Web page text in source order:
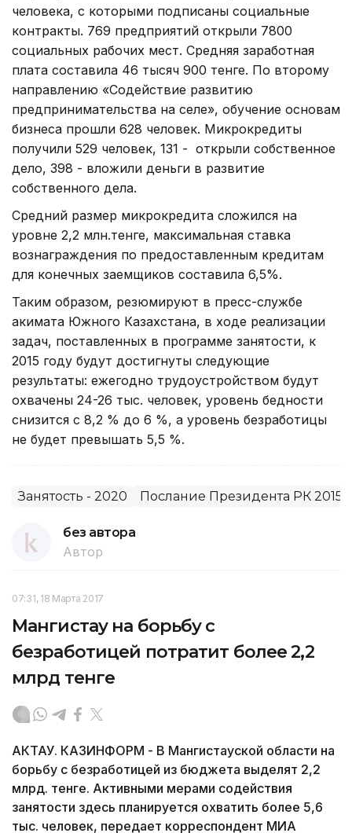
человека, с которыми подписаны социальные
контракты. 769 предприятий открыли 7800
социальных рабочих мест. Средняя заработная
плата составила 46 тысяч 900 тенге. По второму
направлению «Содействие развитию
предпринимательства на селе», обучение основам
бизнеса прошли 628 человек. Микрокредиты
получили 529 человек, 131 - открыли собственное
дело, 398 - вложили деньги в развитие
собственного дела.
Средний размер микрокредита сложился на
уровне 2,2 млн.тенге, максимальная ставка
вознаграждения по предоставленным кредитам
для конечных заемщиков составила 6,5%.
Таким образом, резюмируют в пресс-службе
акимата Южного Казахстана, в ходе реализации
задач, поставленных в программе занятости, к
2015 году будут достигнуты следующие
результаты: ежегодно трудоустройством будут
охвачены 24-26 тыс. человек, уровень бедности
снизится с 8,2 % до 6 %, а уровень безработицы
не будет превышать 5,5 %.
Занятость - 2020 Послание Президента РК 2015
без автора
Автор
07:31, 18 Марта 2017
Мангистау на борьбу с
безработицей потратит более 2,2
млрд тенге
АКТАУ. КАЗИНФОРМ - В Мангистауской области на
борьбу с безработицей из бюджета выделят 2,2
млрд. тенге. Активными мерами содействия
занятости здесь планируется охватить более 5,6
тыс. человек, передает корреспондент МИА